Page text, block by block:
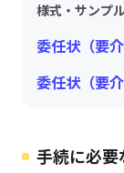
様式・サンプ
委任状（要
委任状（要
手続に必要